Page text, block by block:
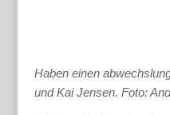
Haben einen
und Kai Jensen. Foto: